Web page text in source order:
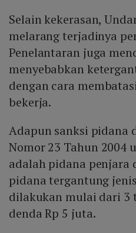
Selain kekerasan,
melarang terjadinya
Penelantaran juga
menyebabkan
dengan cara
bekerja.
Adapun sanksi pidana
Nomor 23 Tahun 2004
adalah pidana penjara
pidana tergantung
dilakukan mulai dari 3
denda Rp 5 juta.